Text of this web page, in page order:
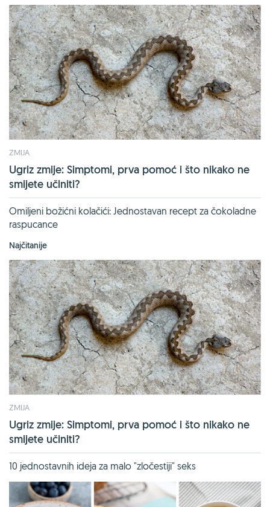
ZMIJA
Ugriz zmije: Simptomi, prva pomoć i što nikako ne
smijete učiniti?
Omiljeni božićni kolačići: Jednostavan recept za čokoladne
raspucance
Najčitanije
ZMIJA
Ugriz zmije: Simptomi, prva pomoć i što nikako ne
smijete učiniti?
10 jednostavnih ideja za malo "zločestiji" seks